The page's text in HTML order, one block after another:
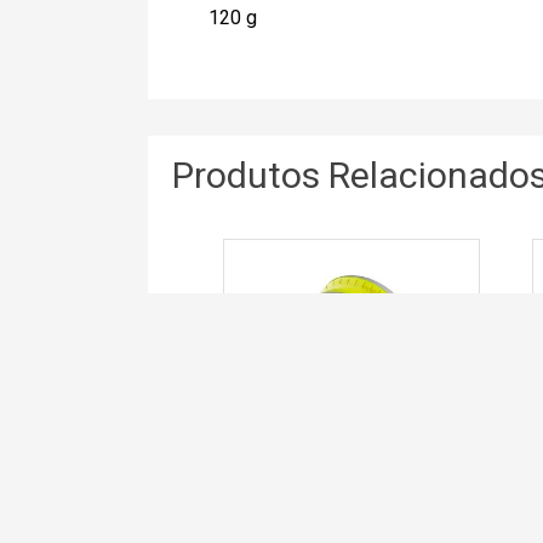
120 g
Produtos